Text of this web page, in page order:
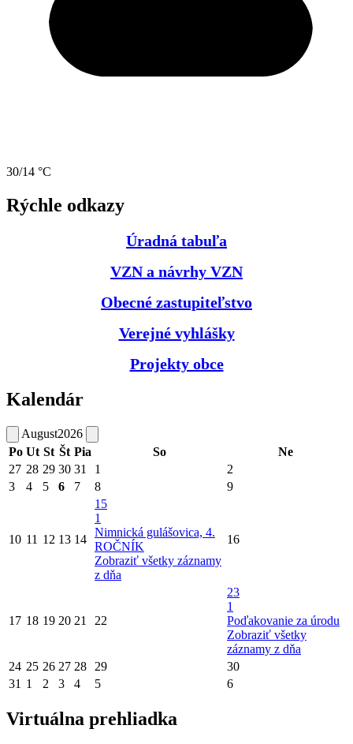
30/14 °C
Rýchle odkazy
Úradná tabuľa
VZN a návrhy VZN
Obecné zastupiteľstvo
Verejné vyhlášky
Projekty obce
Kalendár
August2026
Po Ut St Št Pia So
Ne
27 28 29 30 31 1
2
3
4 5 6 7 8 9
10 11 12 13 14
15
1
Nimnická gulášovica, 4.
ROČNÍK
Zobraziť všetky záznamy
z dňa
16
17 18 19 20 21 22
23
1
Poďakovanie za úrodu
Zobraziť všetky
záznamy z dňa
24 25 26 27 28 29
30
31 1 2 3 4 5 6
Virtuálna prehliadka